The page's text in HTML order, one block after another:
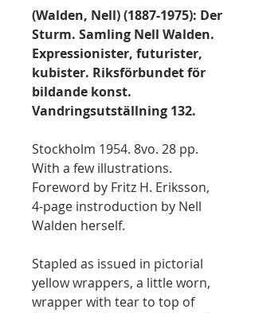
(Walden, Nell) (1887-1975): Der
Sturm. Samling Nell Walden.
Expressionister, futurister,
kubister. Riksförbundet för
bildande konst.
Vandringsutställning 132.
Stockholm 1954. 8vo. 28 pp.
With a few illustrations.
Foreword by Fritz H. Eriksson,
4-page instroduction by Nell
Walden herself.
Stapled as issued in pictorial
yellow wrappers, a little worn,
wrapper with tear to top of